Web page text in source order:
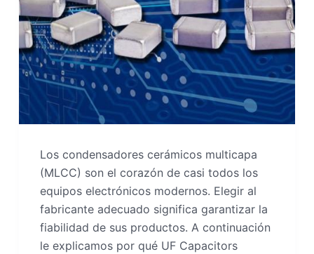
Los condensadores cerámicos multicapa
(MLCC) son el corazón de casi todos los
equipos electrónicos modernos. Elegir al
fabricante adecuado significa garantizar la
fiabilidad de sus productos. A continuación
le explicamos por qué UF Capacitors